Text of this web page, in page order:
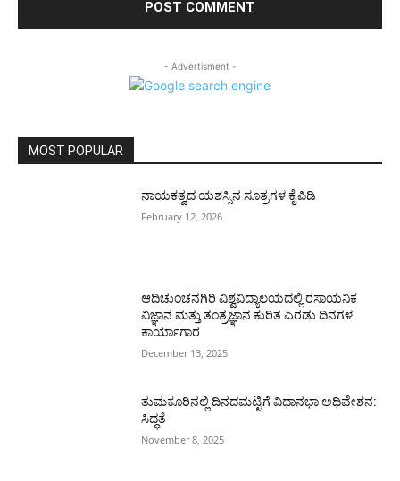
- Advertisment -
MOST POPULAR
ನಾಯಕತ್ವದ ಯಶಸ್ಸಿನ ಸೂತ್ರಗಳ ಕೈಪಿಡಿ
February 12, 2026
ಆದಿಚುಂಚನಗಿರಿ ವಿಶ್ವವಿದ್ಯಾಲಯದಲ್ಲಿ ರಸಾಯನಿಕ
ವಿಜ್ಞಾನ ಮತ್ತು ತಂತ್ರಜ್ಞಾನ ಕುರಿತ ಎರಡು ದಿನಗಳ
ಕಾರ್ಯಾಗಾರ
December 13, 2025
ತುಮಕೂರಿನಲ್ಲಿ ದಿನದಮಟ್ಟಿಗೆ ವಿಧಾನಭಾ ಅಧಿವೇಶನ:
ಸಿದ್ಧತೆ
November 8, 2025